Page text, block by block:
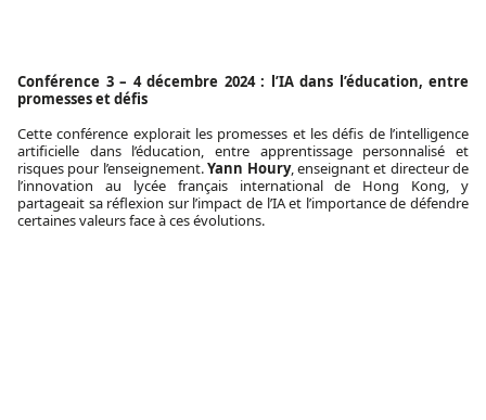
Conférence 3 – 4 décembre 2024 : l’IA dans l’éducation, entre
promesses et défis
Cette conférence explorait les promesses et les défis de l’intelligence
artificielle dans l’éducation, entre apprentissage personnalisé et
risques pour l’enseignement.Yann Houry, enseignant et directeur de
l’innovation au lycée français international de Hong Kong, y
partageait sa réflexion sur l’impact de l’IA et l’importance de défendre
certaines valeurs face à ces évolutions.